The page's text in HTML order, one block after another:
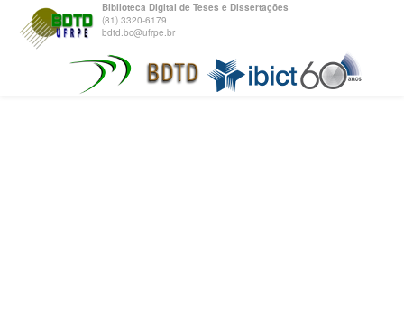
Biblioteca Digital de Teses e Dissertações
(81) 3320-6179
bdtd.bc@ufrpe.br